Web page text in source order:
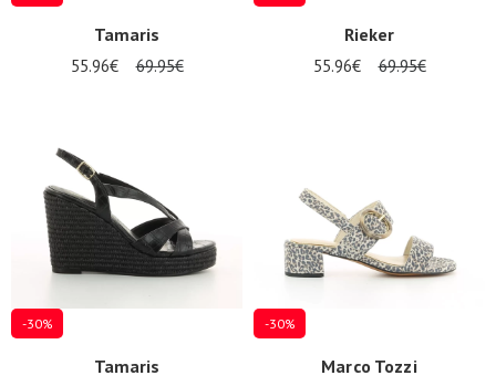
Tamaris
55.96€ 69.95€
Rieker
55.96€ 69.95€
-30%
Tamaris
-30%
Marco Tozzi